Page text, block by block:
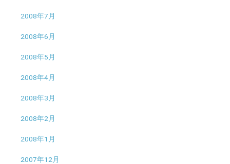
2008年7月
2008年6月
2008年5月
2008年4月
2008年3月
2008年2月
2008年1月
2007年12月